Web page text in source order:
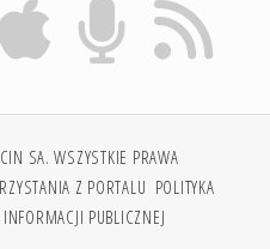
SA. WSZYSTKIE PRAWA
Z PORTALU POLITYKA
PUBLICZNEJ